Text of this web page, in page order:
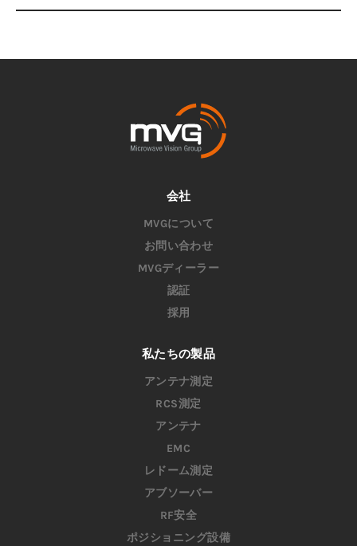
会社
MVGについて
お問い合わせ
MVGディーラー
認証
採用
私たちの製品
アンテナ測定
RCS測定
アンテナ
EMC
レドーム測定
アブソーバー
RF安全
ポジショニング設備